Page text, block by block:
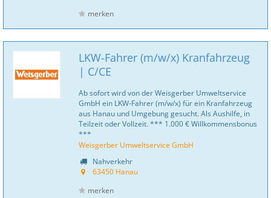
merken
LKW-Fahrer (m/w/x) Kranfahrzeug
| C/CE
Ab sofort wird von der Weisgerber Umweltservice
GmbH ein LKW-Fahrer (m/w/x) für ein Kranfahrzeug
aus Hanau und Umgebung gesucht. Als Aushilfe, in
Teilzeit oder Vollzeit. *** 1.000 € Willkommensbonus
***
Weisgerber Umweltservice GmbH
Nahverkehr
63450 Hanau
merken